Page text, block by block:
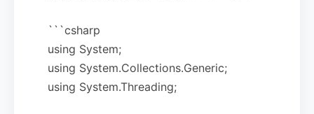
```csharp
using System;
using System.Collections.Generic;
using System.Threading;